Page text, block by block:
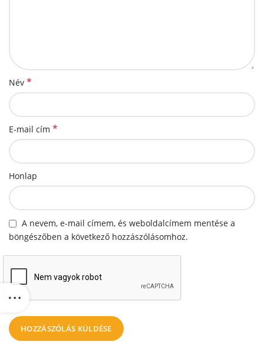
Név *
E-mail cím *
Honlap
A nevem, e-mail címem, és weboldalcímem mentése a
böngészőben a következő hozzászólásomhoz.